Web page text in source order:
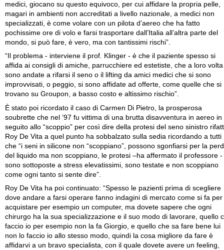
medici, giocano su questo equivoco, per cui affidare la propria pelle,
magari in ambienti non accreditati a livello nazionale, a medici non
specializzati, è come volare con un pilota d’aereo che ha fatto
pochissime ore di volo e farsi trasportare dall’Italia all’altra parte del
mondo, si può fare, è vero, ma con tantissimi rischi”.
“Il problema - interviene il prof. Klinger - è che il paziente spesso si
affida ai consigli di amiche, parrucchiere ed estetiste, che a loro volta
sono andate a rifarsi il seno o il lifting da amici medici che si sono
improvvisati, o peggio, si sono affidate ad offerte, come quelle che si
trovano su Groupon, a basso costo e altissimo rischio”.
È stato poi ricordato il caso di Carmen Di Pietro, la prosperosa
soubrette che nel ’97 fu vittima di una brutta disavventura in aereo in
seguito allo “scoppio” per così dire della protesi del seno sinistro
Roy De Vita a quel punto ha sobbalzato sulla sedia ricordando a tutti
che “i seni in silicone non “scoppiano”, possono sgonfiarsi per la
del liquido ma non scoppiano, le protesi –ha affermato il professore -
sono sottoposte a stress elevatissimi, sono testate e non scoppiano
come ogni tanto si sente dire”.
Roy De Vita ha poi continuato: “Spesso le pazienti prima di scegliere
dove andare a farsi operare fanno indagini di mercato come si fa per
acquistare per esempio un computer, ma dovete sapere che ogni
chirurgo ha la sua specializzazione e il suo modo di lavorare, quello
faccio io per esempio non la fa Giorgio, e quello che sa fare bene lui
non lo faccio io allo stesso modo, quindi la cosa migliore da fare è
affidarvi a un bravo specialista, con il quale dovete avere un feeling,